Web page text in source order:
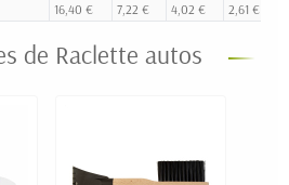
16,40 € 7,22 € 4,02 € 2,61 €
de Raclette autos